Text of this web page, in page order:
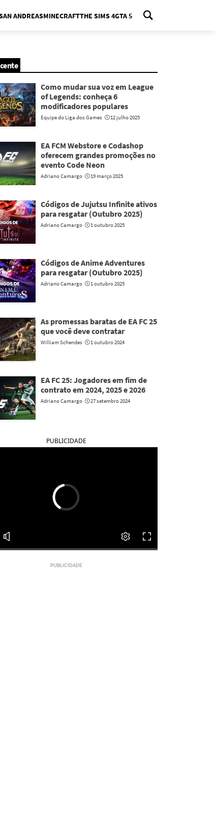
ANDREASMINECRAFTTHE SIMS 4GTA 5
Como mudar sua voz em League
of Legends: conheça 6
modificadores populares
Equipe do Liga dos Games 12 julho 2025
EA FCM Webstore e Codashop
oferecem grandes promoções no
evento Code Neon
Adriano Camargo 19 março 2025
Códigos de Jujutsu Infinite ativos
para resgatar (Outubro 2025)
Adriano Camargo 1 outubro 2025
Códigos de Anime Adventures
para resgatar (Outubro 2025)
Adriano Camargo 1 outubro 2025
As promessas baratas de EA FC 25
que você deve contratar
William Schendes 1 outubro 2024
EA FC 25: Jogadores em fim de
contrato em 2024, 2025 e 2026
Adriano Camargo 27 setembro 2024
PUBLICIDADE